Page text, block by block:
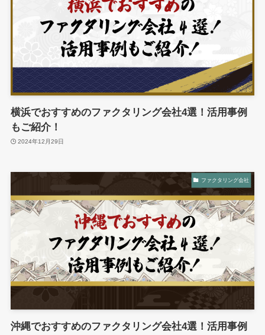
横浜でおすすめのファクタリング会社4選！活用事例
もご紹介！
2024年12月29日
ファクタリング会社
沖縄でおすすめのファクタリング会社4選！活用事例